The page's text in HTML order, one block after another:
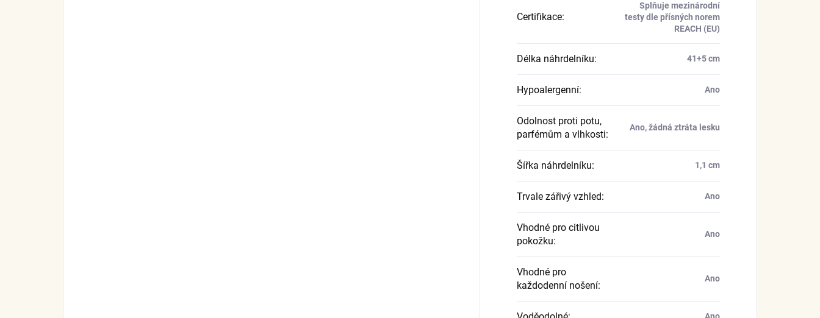
Certifikace:
Splňuje mezinárodní
testy dle přísných norem
REACH (EU)
Délka náhrdelníku: 41+5 cm
Hypoalergenní: Ano
Odolnost proti potu,
parfémům a vlhkosti:
Ano, žádná ztráta lesku
Šířka náhrdelníku: 1,1 cm
Trvale zářivý vzhled: Ano
Vhodné pro citlivou
pokožku:
Ano
Vhodné pro
každodenní nošení:
Ano